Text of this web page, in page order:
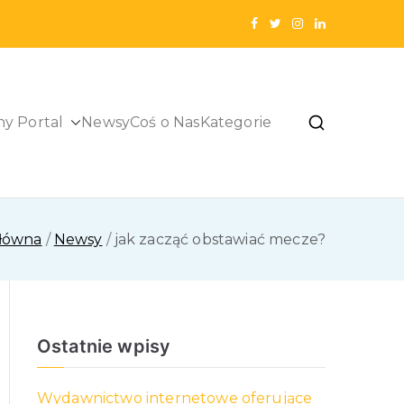
Portal NewsyCoś o NasKategorie
Newsy jak zacząć obstawiać mecze?
Ostatnie wpisy
Wydawnictwo internetowe oferujące